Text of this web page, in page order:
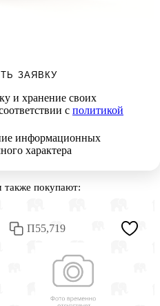
ЗАЯВКУ
и хранение своих
с политикой
информационных
характера
также покупают:
П55,719